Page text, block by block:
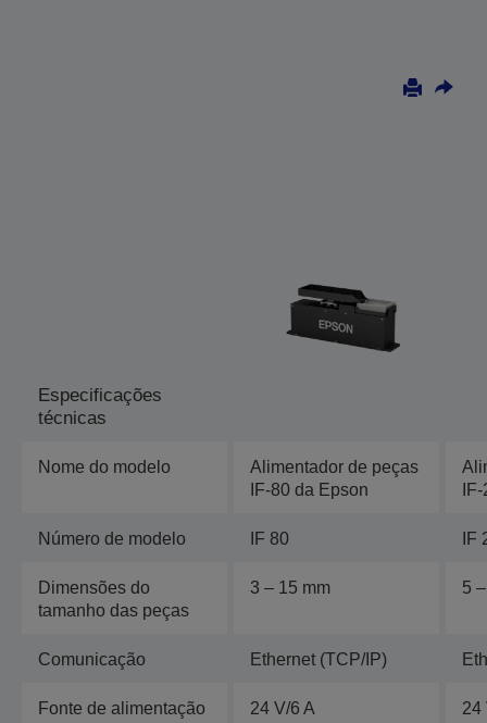
Especificações
técnicas
Nome do modelo
Alimentador de peças
IF-80 da Epson
Número de modelo IF 80 IF
Dimensões do
tamanho das peças
3 – 15 mm 5
Comunicação Ethernet (TCP/IP)
Fonte de alimentação 24 V/6 A 24